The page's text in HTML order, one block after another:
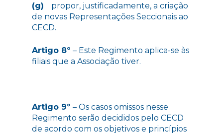
(g) propor, justificadamente, a criação
de novas Representações Seccionais ao
CECD.
Artigo 8º – Este Regimento aplica-se às
filiais que a Associação tiver.
Artigo 9º – Os casos omissos nesse
Regimento serão decididos pelo CECD
de acordo com os objetivos e princípios